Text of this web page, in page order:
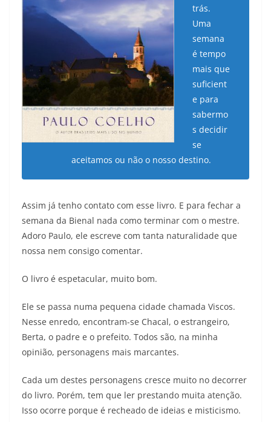
trás.
Uma
semana
é tempo
mais que
suficient
e para
sabermo
s decidir
se
aceitamos ou não o nosso destino.
Assim já tenho contato com esse livro. E para fechar a
semana da Bienal nada como terminar com o mestre.
Adoro Paulo, ele escreve com tanta naturalidade que
nossa nem consigo comentar.
O livro é espetacular, muito bom.
Ele se passa numa pequena cidade chamada Viscos.
Nesse enredo, encontram-se Chacal, o estrangeiro,
Berta, o padre e o prefeito. Todos são, na minha
opinião, personagens mais marcantes.
Cada um destes personagens cresce muito no decorrer
do livro. Porém, tem que ler prestando muita atenção.
Isso ocorre porque é recheado de ideias e misticismo.